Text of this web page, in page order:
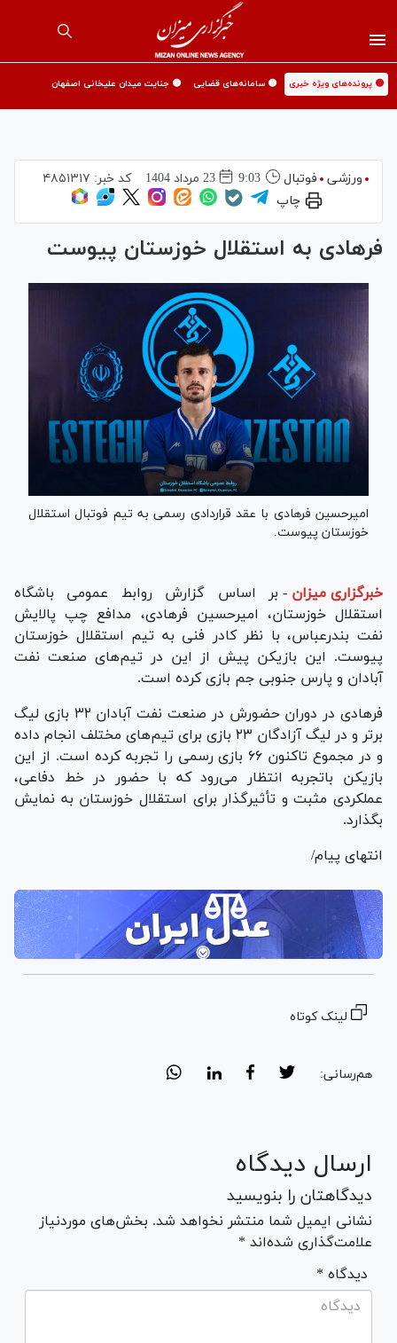
🟡 پرونده‌های ویژه خبری 🟡 سامانه‌های قضایی 🟡 جنایت میدان علیخانی اصفهان
ورزشی فوتبال 9:03 23 مرداد 1404 کد خبر: ۴۸۵۱۳۱۷
چاپ
فرهادی به استقلال خوزستان پیوست
امیرحسین فرهادی با عقد قراردادی رسمی به تیم فوتبال استقلال
خوزستان پیوست.
خبرگزاری میزان - بر اساس گزارش روابط عمومی باشگاه
استقلال خوزستان، امیرحسین فرهادی، مدافع چپ پالایش
نفت بندرعباس، با نظر کادر فنی به تیم استقلال خوزستان
پیوست. این بازیکن پیش از این در تیم‌های صنعت نفت
آبادان و پارس جنوبی جم بازی کرده است.
فرهادی در دوران حضورش در صنعت نفت آبادان ۳۲ بازی لیگ
برتر و در لیگ آزادگان ۲۳ بازی برای تیم‌های مختلف انجام داده
و در مجموع تاکنون ۶۶ بازی رسمی را تجربه کرده است. از این
بازیکن باتجربه انتظار می‌رود که با حضور در خط دفاعی،
عملکردی مثبت و تأثیرگذار برای استقلال خوزستان به نمایش
بگذارد.
انتهای پیام/
لینک کوتاه
هم‌رسانی:
ارسال دیدگاه
دیدگاهتان را بنویسید
نشانی ایمیل شما منتشر نخواهد شد. بخش‌های موردنیاز
علامت‌گذاری شده‌اند *
* دیدگاه